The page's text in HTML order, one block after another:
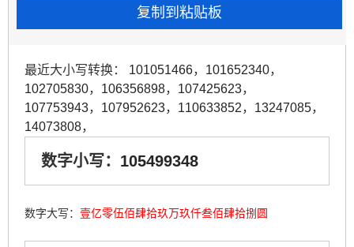
最近大小写转换： 101051466， 101652340，
102705830， 106356898， 107425623，
107753943， 107952623， 110633852， 13247085，
14073808，
数字小写： 105499348
数字大写： 壹亿零伍佰肆拾玖万玖仟叁佰肆拾捌圆